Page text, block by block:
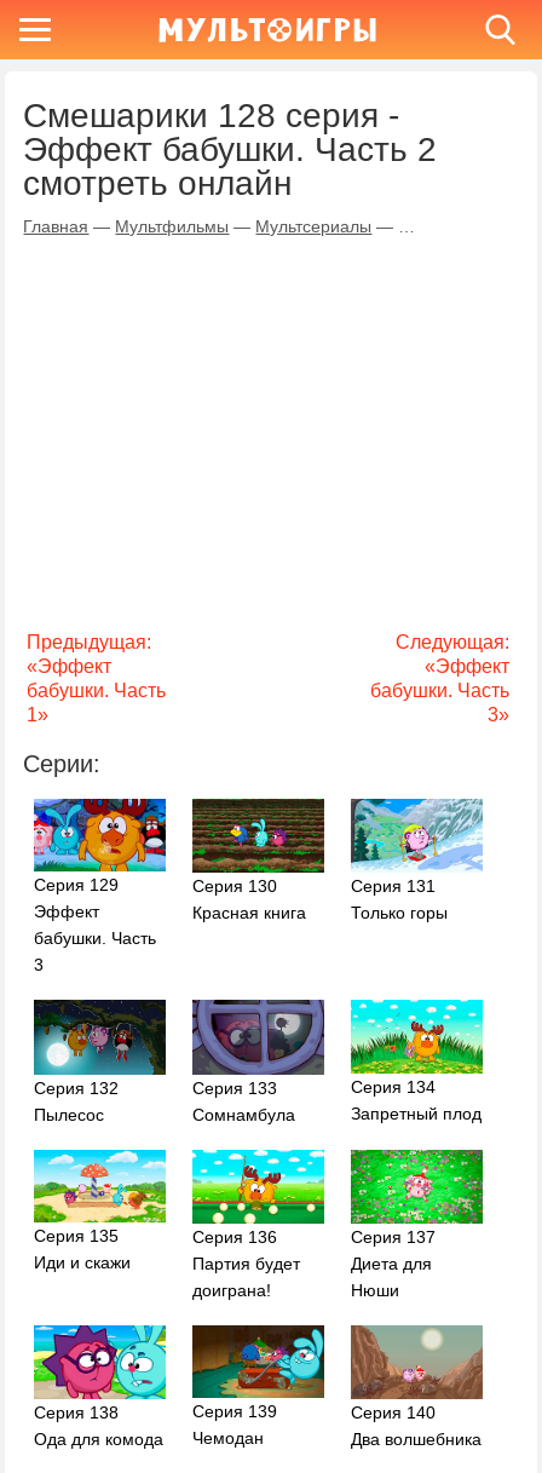
Смешарики 128 серия -
Эффект бабушки. Часть 2
смотреть онлайн
Главная — Мультфильмы — Мультсериалы —
Предыдущая:
«Эффект
бабушки. Часть
1»
Следующая:
«Эффект
бабушки. Часть
3»
Серии:
Серия 129
Эффект
бабушки. Часть
3
Серия 130
Красная книга
Серия 131
Только горы
Серия 132
Пылесос
Серия 133
Сомнамбула
Серия 134
Запретный плод
Серия 135
Иди и скажи
Серия 136
Партия будет
доиграна!
Серия 137
Диета для
Нюши
Серия 138
Ода для комода
Серия 139
Чемодан
Серия 140
Два волшебника